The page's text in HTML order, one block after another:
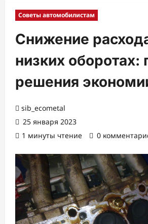
Советы автомобилистам
Снижение
низких оборотах:
решения
sib_ecometal
25 января 2023
1 минуты чтение
0